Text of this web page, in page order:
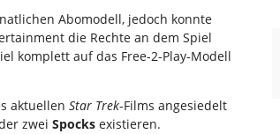
Abomodell, jedoch konnte
die Rechte an dem Spiel
komplett auf das Free-2-Play-Modell
aktuellen Star Trek-Films angesiedelt
zwei Spocks existieren.